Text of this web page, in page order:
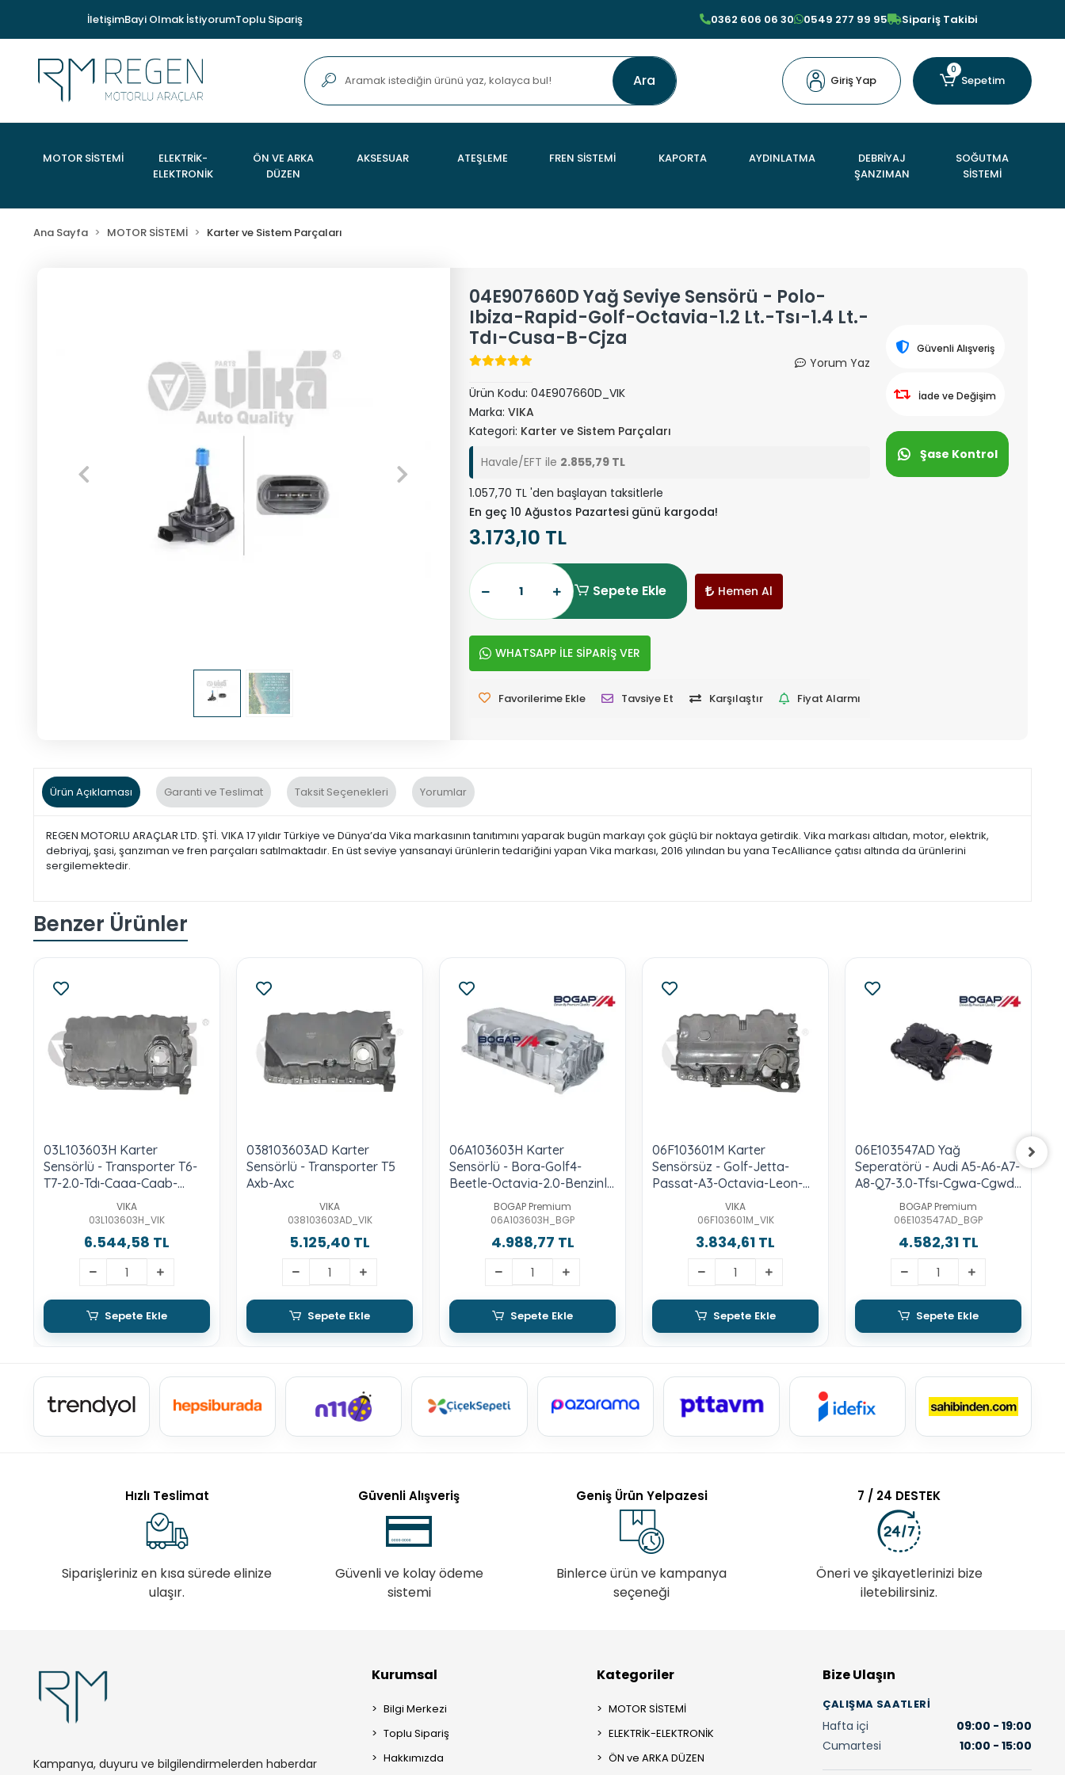
İletişimBayi Olmak İstiyorumToplu Sipariş 0362 606 06 30 0549 277 99 95 Sipariş Takibi
Ara Giriş Yap
0
Sepetim
MOTOR SİSTEMİ
ELEKTRİK-
ELEKTRONİK
ÖN VE ARKA
DÜZEN
AKSESUAR ATEŞLEME FREN SİSTEMİ KAPORTA AYDINLATMA
DEBRİYAJ
ŞANZIMAN
SOĞUTMA
SİSTEMİ
Ana Sayfa MOTOR SİSTEMİ Karter ve Sistem Parçaları
04E907660D Yağ Seviye Sensörü - Polo-
Ibiza-Rapid-Golf-Octavia-1.2 Lt.-Tsı-1.4 Lt.-
Tdı-Cusa-B-Cjza
Yorum Yaz
Ürün Kodu: 04E907660D_VIK
Marka: VIKA
Kategori: Karter ve Sistem Parçaları
Havale/EFT ile 2.855,79 TL
1.057,70 TL 'den başlayan taksitlerle
En geç 10 Ağustos Pazartesi günü kargoda!
3.173,10 TL
Sepete Ekle Hemen Al
WHATSAPP İLE SİPARİŞ VER
Favorilerime Ekle Tavsiye Et Karşılaştır Fiyat Alarmı
Güvenli Alışveriş
İade ve Değişim
Şase Kontrol
Ürün Açıklaması Garanti ve Teslimat Taksit Seçenekleri Yorumlar
REGEN MOTORLU ARAÇLAR LTD. ŞTİ. VIKA 17 yıldır Türkiye ve Dünya’da Vika markasının tanıtımını yaparak bugün markayı çok güçlü bir noktaya getirdik. Vika markası altıdan, motor, elektrik,
debriyaj, şasi, şanzıman ve fren parçaları satılmaktadır. En üst seviye yansanayi ürünlerin tedariğini yapan Vika markası, 2016 yılından bu yana TecAlliance çatısı altında da ürünlerini
sergilemektedir.
Benzer Ürünler
03L103603H Karter
Sensörlü - Transporter T6-
T7-2.0-Tdı-Caaa-Caab-
VIKA
03L103603H_VIK
6.544,58 TL
Sepete Ekle
038103603AD Karter
Sensörlü - Transporter T5
Axb-Axc
VIKA
038103603AD_VIK
5.125,40 TL
Sepete Ekle
06A103603H Karter
Sensörlü - Bora-Golf4-
Beetle-Octavia-2.0-Benzinli-
BOGAP Premium
06A103603H_BGP
4.988,77 TL
Sepete Ekle
06F103601M Karter
Sensörsüz - Golf-Jetta-
Passat-A3-Octavia-Leon-
Toledo-Alt -2.0-Fsı-Axx-
Bwa-Bpy-Byd
VIKA
06F103601M_VIK
3.834,61 TL
Sepete Ekle
06E103547AD Yağ
Seperatörü - Audi A5-A6-A7-
A8-Q7-3.0-Tfsı-Cgwa-Cgwd-
Cgxa-Cgxc-Cmda-Crea-
Crec-Creg-Ctda-Ctub-Aka-
Cgwc-Cgxc-Chmb-Cmua-
Crec-Cred-Ctda
BOGAP Premium
06E103547AD_BGP
4.582,31 TL
Sepete Ekle
Hızlı Teslimat
Siparişleriniz en kısa sürede elinize
ulaşır.
Güvenli Alışveriş
Güvenli ve kolay ödeme
sistemi
Geniş Ürün Yelpazesi
Binlerce ürün ve kampanya
seçeneği
7 / 24 DESTEK
Öneri ve şikayetlerinizi bize
iletebilirsiniz.
Kampanya, duyuru ve bilgilendirmelerden haberdar
Kurumsal
Bilgi Merkezi
Toplu Sipariş
Hakkımızda
Kategoriler
MOTOR SİSTEMİ
ELEKTRİK-ELEKTRONİK
ÖN ve ARKA DÜZEN
Bize Ulaşın
ÇALIŞMA SAATLERI
Hafta içi
09:00 - 19:00
Cumartesi
10:00 - 15:00